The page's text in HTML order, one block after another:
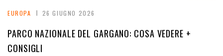
EUROPA 26 GIUGNO 2026
PARCO NAZIONALE DEL GARGANO: COSA VEDERE +
CONSIGLI